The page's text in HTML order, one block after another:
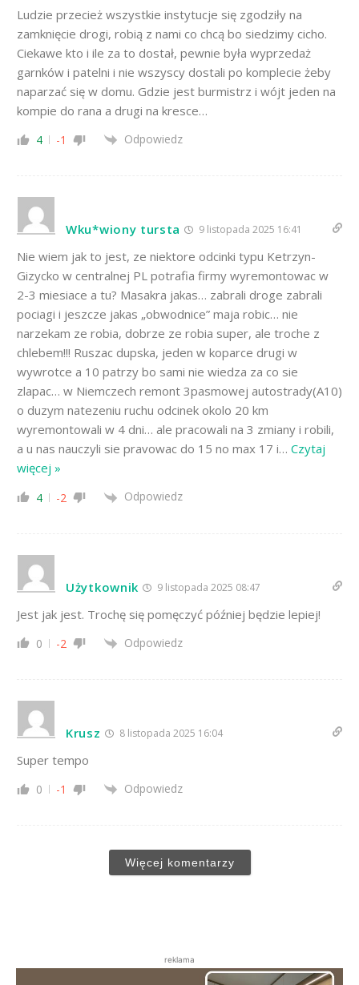
Ludzie przecież wszystkie instytucje się zgodziły na
zamknięcie drogi, robią z nami co chcą bo siedzimy cicho.
Ciekawe kto i ile za to dostał, pewnie była wyprzedaż
garnków i patelni i nie wszyscy dostali po komplecie żeby
naparzać się w domu. Gdzie jest burmistrz i wójt jeden na
kompie do rana a drugi na kresce…
4 -1 Odpowiedz
Wku*wiony tursta 9 listopada 2025 16:41
Nie wiem jak to jest, ze niektore odcinki typu Ketrzyn-
Gizycko w centralnej PL potrafia firmy wyremontowac w
2-3 miesiace a tu? Masakra jakas… zabrali droge zabrali
pociagi i jeszcze jakas „obwodnice” maja robic… nie
narzekam ze robia, dobrze ze robia super, ale troche z
chlebem!!! Ruszac dupska, jeden w koparce drugi w
wywrotce a 10 patrzy bo sami nie wiedza za co sie
zlapac… w Niemczech remont 3pasmowej autostrady(A10)
o duzym natezeniu ruchu odcinek okolo 20 km
wyremontowali w 4 dni… ale pracowali na 3 zmiany i robili,
a u nas nauczyli sie pravowac do 15 no max 17 i… Czytaj
więcej »
4 -2 Odpowiedz
Użytkownik 9 listopada 2025 08:47
Jest jak jest. Trochę się pomęczyć później będzie lepiej!
0 -2 Odpowiedz
Krusz 8 listopada 2025 16:04
Super tempo
0 -1 Odpowiedz
Więcej komentarzy
reklama